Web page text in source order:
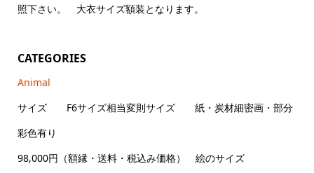
照下さい。 大衣サイズ額装となります。
CATEGORIES
Animal
サイズ F6サイズ相当変則サイズ 紙・炭材細密画・部分
彩色有り
98,000円（額縁・送料・税込み価格） 絵のサイズ